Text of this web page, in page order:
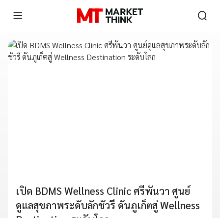
เปิด BDMS Wellness Clinic ศรีพันวา ศูนย์
ดูแลสุขภาพระดับลักชัวรี ดันภูเก็ตสู่ Wellness